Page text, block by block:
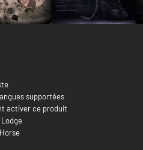
supportées
activer ce produit